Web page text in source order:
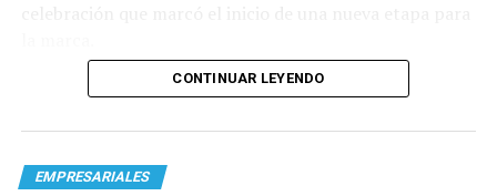
CONTINUAR LEYENDO
EMPRESARIALES